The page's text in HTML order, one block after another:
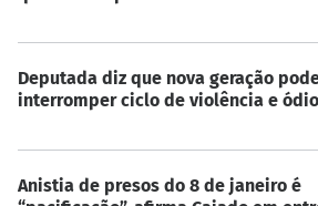
Deputada diz que nova geração
interromper ciclo de violência e ódio
Anistia de presos do 8 de janeiro é